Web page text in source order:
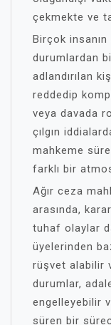
çekmekte ve
Birçok insanın
durumlardan
adlandırılan
reddedip
veya davada
çılgın
mahkeme
farklı bir
Ağır ceza
arasında,
tuhaf olaylar
üyelerinden
rüşvet alabilir
durumlar,
engelleyebilir
süren bir